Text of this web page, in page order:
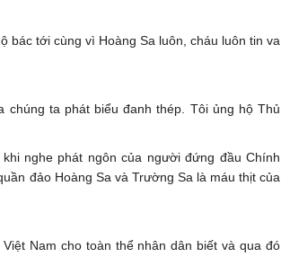
bác tới cùng vì Hoàng Sa luôn, cháu luôn tin va
chúng ta phát biểu đanh thép. Tôi ủng hộ Thủ
nghe phát ngôn của người đứng đầu Chính
đảo Hoàng Sa và Trường Sa là máu thịt của
Nam cho toàn thể nhân dân biết và qua đó